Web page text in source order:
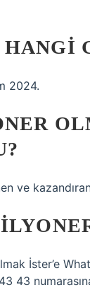
2024.
ve
İster’e
43